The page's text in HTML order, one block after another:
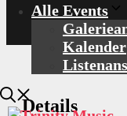
Alle Events
Kalender
Details